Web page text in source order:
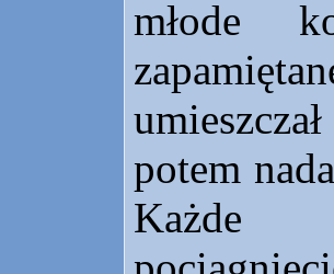
młode
potem
Każde